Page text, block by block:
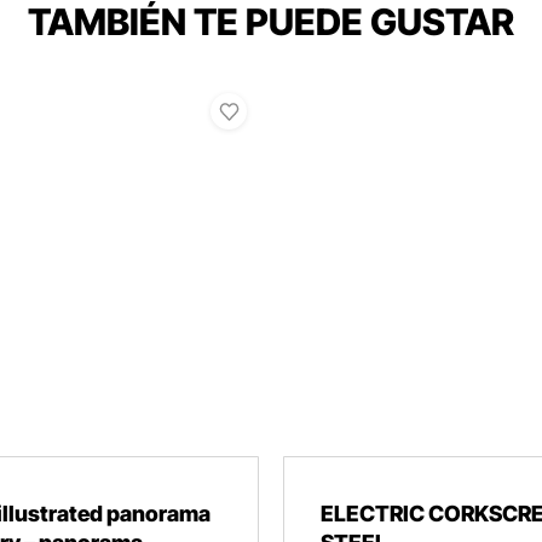
TAMBIÉN TE PUEDE GUSTAR
panorama
ELECTRIC